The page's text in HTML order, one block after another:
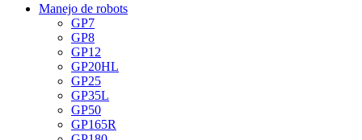
Manejo de robots
GP7
GP8
GP12
GP20HL
GP25
GP35L
GP50
GP165R